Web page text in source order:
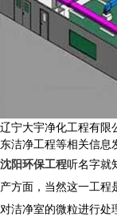
辽宁大宇净化工程有限
东洁净工程等相关信息
沈阳环保工程听名字就
产方面，当然这一工
对洁净室的微粒进行处